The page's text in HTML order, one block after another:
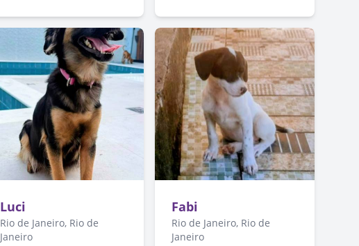
Luci
Rio de Janeiro, Rio de
Janeiro
Fabi
Rio de Janeiro, Rio de
Janeiro